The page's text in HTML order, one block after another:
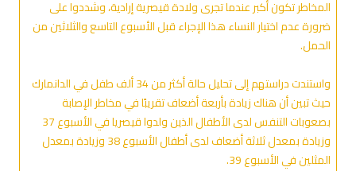
المخاطر تكون أكبر عندما تجرى ولادة قيصرية إرادية، وشددوا على
ضرورة عدم اختيار النساء هذا الإجراء قبل الأسبوع التاسع والثلاثين من
الحمل.
واستندت دراستهم إلى تحليل حالة أكثر من 34 ألف طفل في الدانمارك
حيث تبين أن هناك زيادة بأربعة أضعاف تقريبًا في مخاطر الإصابة
بصعوبات التنفس لدى الأطفال الذين ولدوا قيصريا في الأسبوع 37
وزيادة بمعدل ثلاثة أضعاف لدى أطفال الأسبوع 38 وزيادة بمعدل
المثلين في الأسبوع 39.